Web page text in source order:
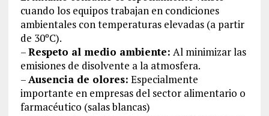
cuando los equipos trabajan en condiciones
ambientales con temperaturas elevadas (a partir
de 30ºC).
–Respeto al medio ambiente: Al minimizar las
emisiones de disolvente a la atmosfera.
–Ausencia de olores: Especialmente
importante en empresas del sector alimentario o
farmacéutico (salas blancas)